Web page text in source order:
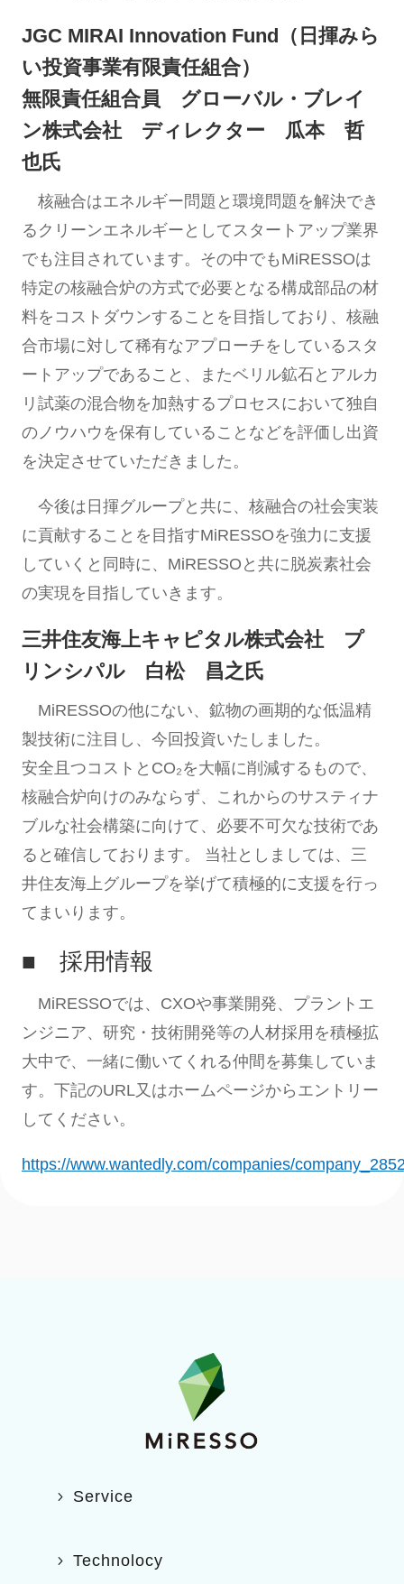
JGC MIRAI Innovation Fund（日揮みら
い投資事業有限責任組合）
無限責任組合員 グローバル・ブレイ
ン株式会社 ディレクター 瓜本 哲
也氏
核融合はエネルギー問題と環境問題を解決でき
るクリーンエネルギーとしてスタートアップ業界
でも注目されています。その中でもMiRESSOは
特定の核融合炉の方式で必要となる構成部品の材
料をコストダウンすることを目指しており、核融
合市場に対して稀有なアプローチをしているスタ
ートアップであること、またベリル鉱石とアルカ
リ試薬の混合物を加熱するプロセスにおいて独自
のノウハウを保有していることなどを評価し出資
を決定させていただきました。
今後は日揮グループと共に、核融合の社会実装
に貢献することを目指すMiRESSOを強力に支援
していくと同時に、MiRESSOと共に脱炭素社会
の実現を目指していきます。
三井住友海上キャピタル株式会社 プ
リンシパル 白松 昌之氏
MiRESSOの他にない、鉱物の画期的な低温精
製技術に注目し、今回投資いたしました。
安全且つコストとCO₂を大幅に削減するもので、
核融合炉向けのみならず、これからのサスティナ
ブルな社会構築に向けて、必要不可欠な技術であ
ると確信しております。 当社としましては、三
井住友海上グループを挙げて積極的に支援を行っ
てまいります。
■ 採用情報
MiRESSOでは、CXOや事業開発、プラントエ
ンジニア、研究・技術開発等の人材採用を積極拡
大中で、一緒に働いてくれる仲間を募集していま
す。下記のURL又はホームページからエントリー
してください。
https://www.wantedly.com/companies/
Service
Technolocy